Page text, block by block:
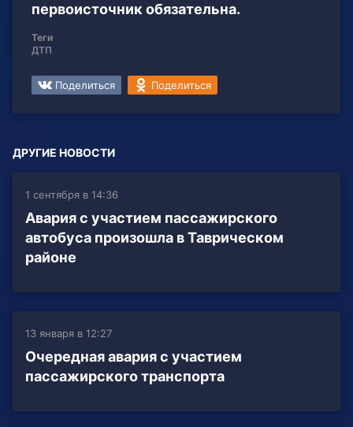
первоисточник обязательна.
Теги
ДТП
Поделиться Поделиться
ДРУГИЕ НОВОСТИ
1 сентября в 14:36
Авария с участием пассажирского
автобуса произошла в Таврическом
районе
13 января в 12:27
Очередная авария с участием
пассажирского транспорта